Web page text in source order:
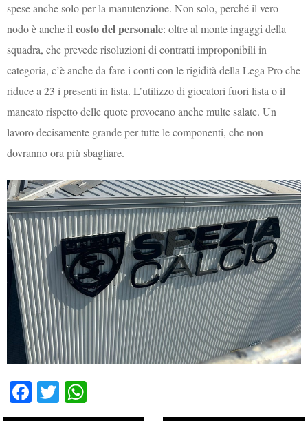
spese anche solo per la manutenzione. Non solo, perché il vero
nodo è anche ilcosto del personale: oltre al monte ingaggi della
squadra, che prevede risoluzioni di contratti improponibili in
categoria, c’è anche da fare i conti con le rigidità della Lega Pro che
riduce a 23 i presenti in lista. L’utilizzo di giocatori fuori lista o il
mancato rispetto delle quote provocano anche multe salate. Un
lavoro decisamente grande per tutte le componenti, che non
dovranno ora più sbagliare.
Fa
ce
T
wiha